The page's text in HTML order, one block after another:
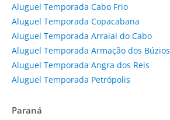
Aluguel Temporada Cabo Frio
Aluguel Temporada Copacabana
Aluguel Temporada Arraial do Cabo
Aluguel Temporada Armação dos Búzios
Aluguel Temporada Angra dos Reis
Aluguel Temporada Petrópolis
Paraná